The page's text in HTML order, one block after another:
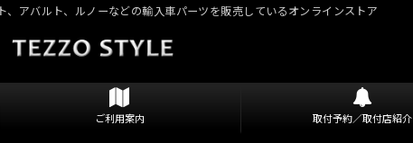
、アバルト、ルノーなどの輸入車パーツを販売しているオンラインストア
ご利用案内 取付予約／取付店紹介